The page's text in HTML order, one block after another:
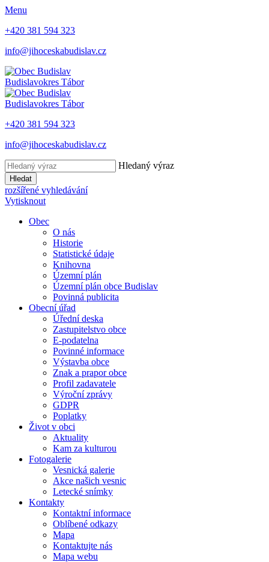
Menu
+420 381 594 323
info@jihoceskabudislav.cz
Budislavokres Tábor
Budislavokres Tábor
+420 381 594 323
info@jihoceskabudislav.cz
Hledaný výraz
Hledat
rozšířené vyhledávání
Vytisknout
Obec
O nás
Historie
Statistické údaje
Knihovna
Územní plán
Územní plán obce Budislav
Povinná publicita
Obecní úřad
Úřední deska
Zastupitelstvo obce
E-podatelna
Povinné informace
Výstavba obce
Znak a prapor obce
Profil zadavatele
Výroční zprávy
GDPR
Poplatky
Život v obci
Aktuality
Kam za kulturou
Fotogalerie
Vesnická galerie
Akce našich vesnic
Letecké snímky
Kontakty
Kontaktní informace
Oblíbené odkazy
Mapa
Kontaktujte nás
Mapa webu